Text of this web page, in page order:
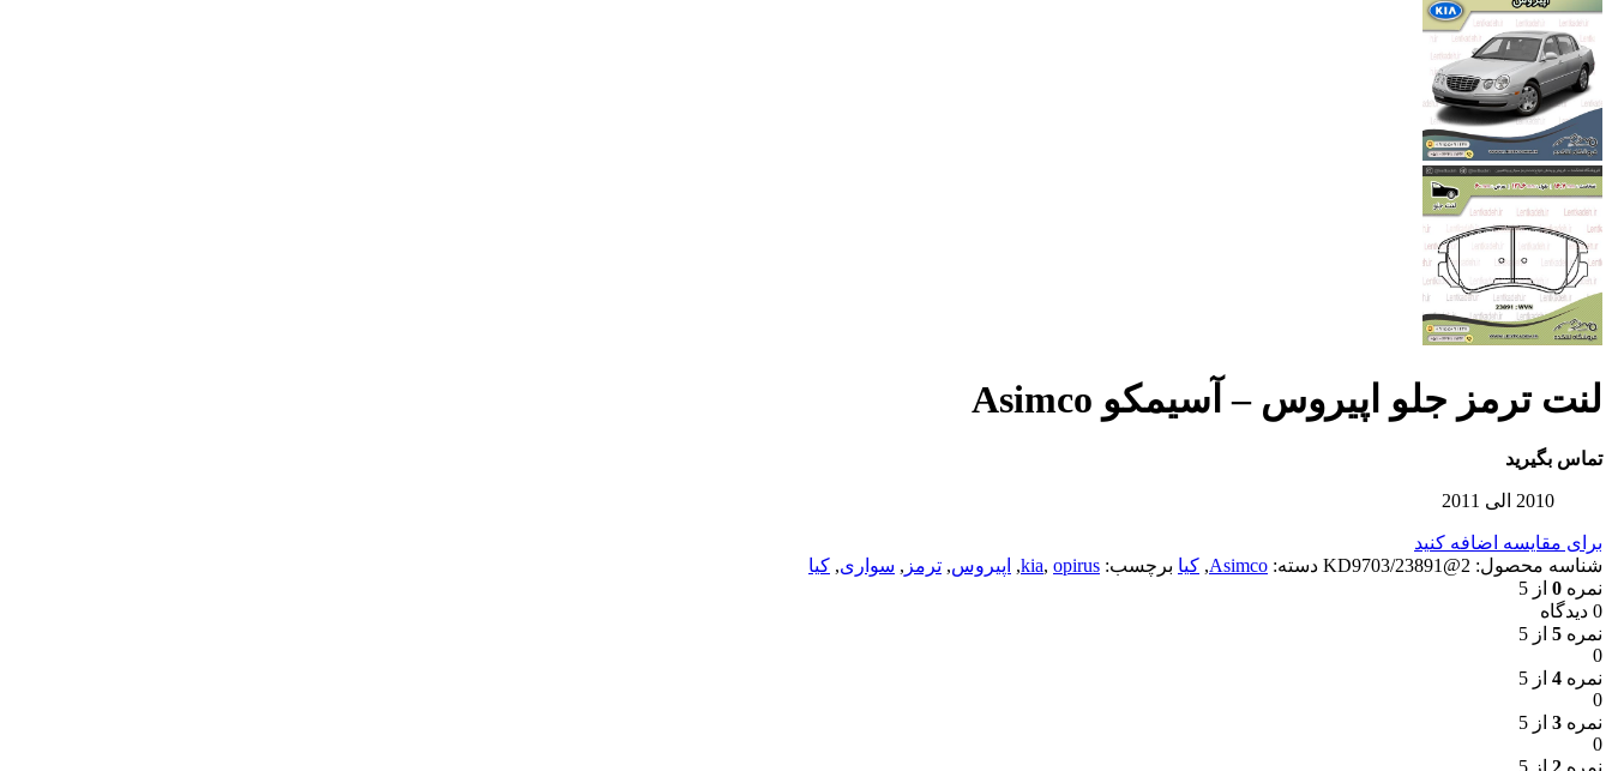
لنت ترمز جلو اپیروس – آسیمکو Asimco
تماس بگیرید
2010 الی 2011
برای مقایسه اضافه کنید
شناسه محصول: 2@KD9703/23891 دسته: Asimco
, کیا برچسب: kia, opirus
, اپیروس, ترمز , سواری, کیا
نمره 0 از 5
0 دیدگاه
نمره 5 از 5
0
نمره 4 از 5
0
نمره 3 از 5
0